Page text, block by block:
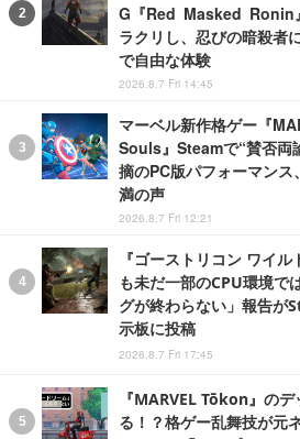
G『Red Masked Ronin
ラクリし、忍びの暗殺者
で自由な体験
2026.8.7 Fri 14:45
マーベル新作格ゲー『
Souls』Steamで“賛否両
摘のPC版パフォーマン
満の声
2026.8.7 Fri 12:21
『ゴーストリコン ワイ
も未だ一部のCPU環境で
グが終わらない」報告が
示板に投稿
2026.8.7 Fri 17:45
『MARVEL Tōkon』の
る！？格ゲー乱舞技が元